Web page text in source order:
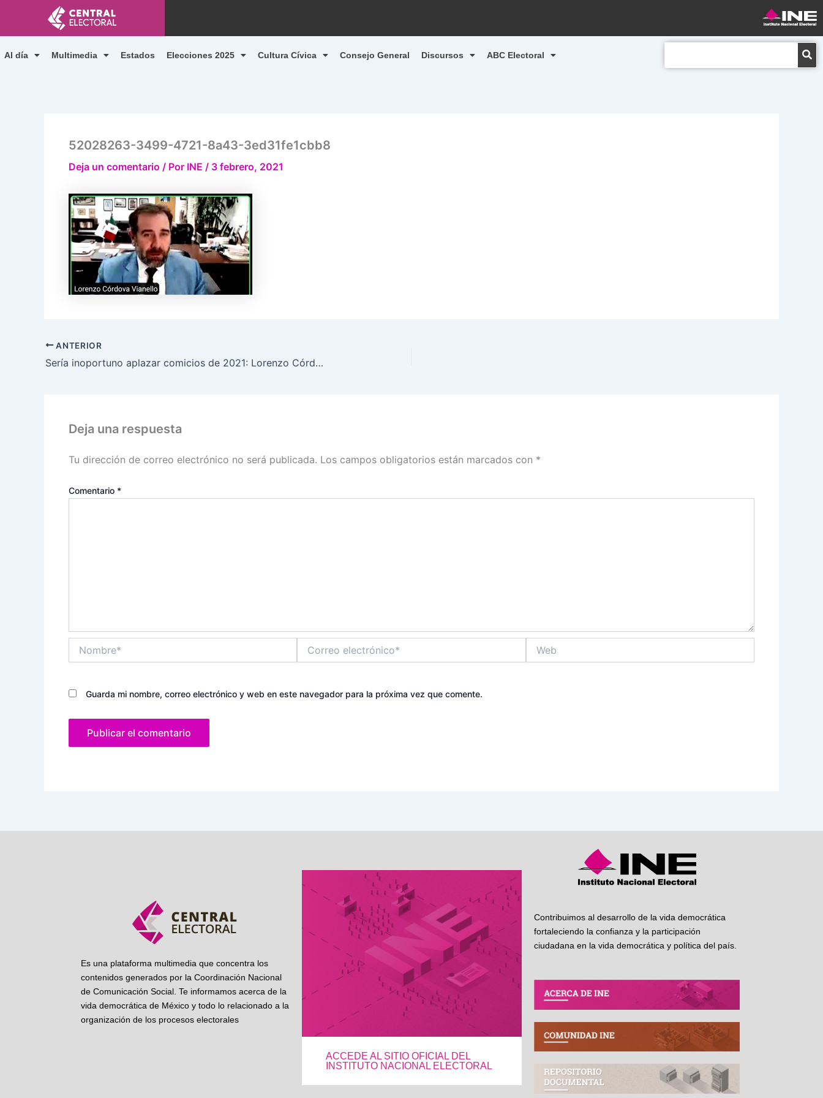
contenido
Al día Multimedia Estados Elecciones 2025 Cultura Cívica Consejo General Discursos ABC Electoral
52028263-3499-4721-8a43-3ed31fe1cbb8
Deja un comentario / Por INE / 3 febrero, 2021
ANTERIOR
Sería inoportuno aplazar comicios de 2021: Lorenzo Córdova
Deja una respuesta
Tu dirección de correo electrónico no será publicada. Los campos obligatorios están marcados con *
Comentario *
electrónico*
Guarda mi nombre, correo electrónico y web en este navegador para la próxima vez que comente.
Es una plataforma multimedia que concentra los
contenidos generados por la Coordinación Nacional
de Comunicación Social. Te informamos acerca de la
vida democrática de México y todo lo relacionado a la
organización de los procesos electorales
ACCEDE AL SITIO OFICIAL DEL
INSTITUTO NACIONAL ELECTORAL
Contribuimos al desarrollo de la vida democrática
fortaleciendo la confianza y la participación
ciudadana en la vida democrática y política del país.